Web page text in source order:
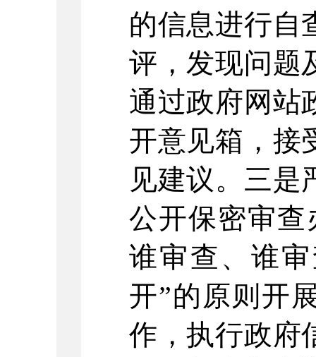
的信息进行自
评，发现问题
通过政府网站
开意见箱，接
见建议。三是
公开保密审查
谁审查、谁
开”的原则开
作，执行政府